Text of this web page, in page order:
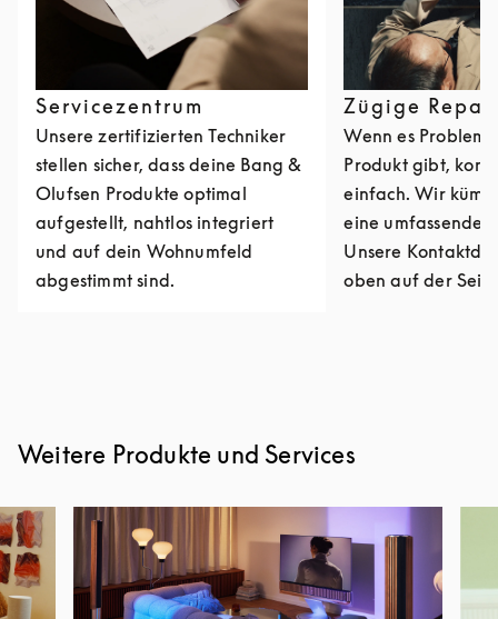
Servicezentrum
Unsere zertifizierten Techniker
stellen sicher, dass deine Bang &
Olufsen Produkte optimal
aufgestellt, nahtlos integriert
und auf dein Wohnumfeld
abgestimmt sind.
Zügige
Wenn es
Produkt gibt,
einfach. Wir
eine umfassende
Unsere
oben auf der
Weitere Produkte und Services